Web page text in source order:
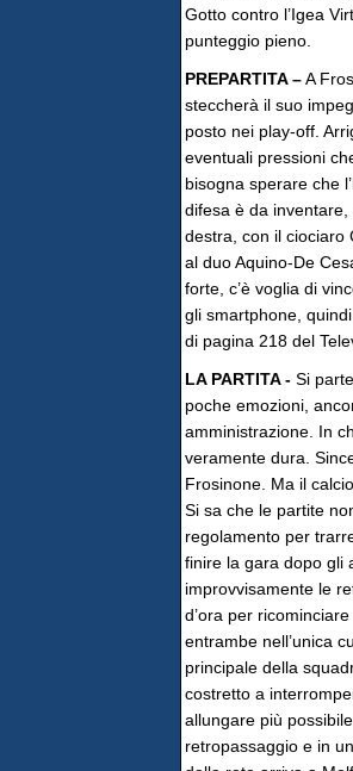
Gotto contro l’Igea
punteggio pieno.
PREPARTITA –A
steccherà il suo
posto nei play-off.
eventuali pressioni
bisogna sperare che
difesa è da
destra, con il ciociaro
al duo Aquino-De
forte, c’è voglia di
gli smartphone,
di pagina 218 del
LA PARTITA - Si
poche emozioni,
amministrazione. In
veramente dura.
Frosinone. Ma il
Si sa che le partite
regolamento per
finire la gara dopo gli
improvvisamente le
d’ora per
entrambe nell’unica
principale della
costretto a
allungare più
retropassaggio e in